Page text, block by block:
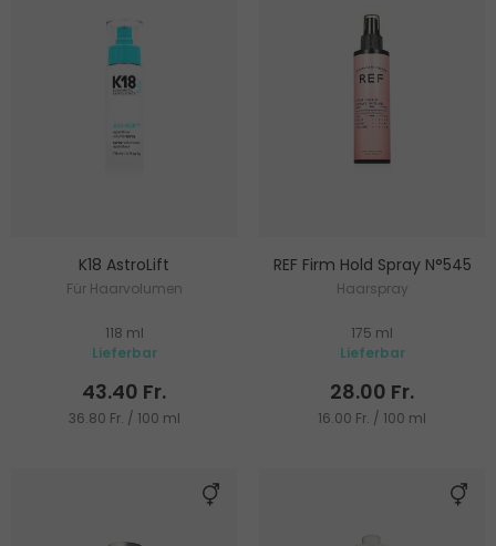
K18 AstroLift
Für Haarvolumen
118 ml
Lieferbar
43.40 Fr.
36.80 Fr. / 100 ml
REF Firm Hold Spray N°545
Haarspray
175 ml
Lieferbar
28.00 Fr.
16.00 Fr. / 100 ml